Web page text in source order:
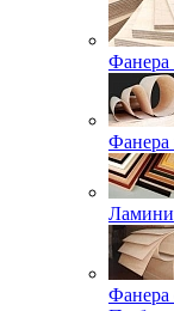
Фанера
Фанера